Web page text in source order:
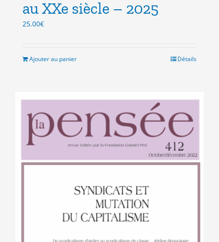
au XXe siècle – 2025
25.00€
Ajouter au panier Détails